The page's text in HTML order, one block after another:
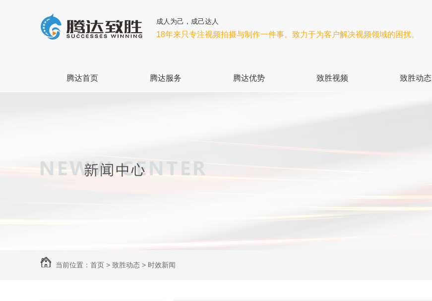
成人为己，成己达人
18年来只专注视频拍摄与制作一件事。致力于为客户解决视频领域的困扰。
腾达首页 腾达服务 腾达优势 致胜视频 致胜动态
当前位置： 首页 > 致胜动态 > 时效新闻